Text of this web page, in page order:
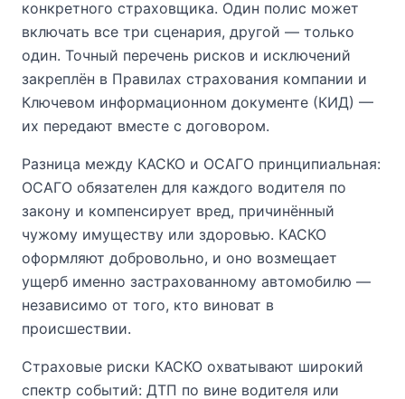
конкретного страховщика. Один полис может
включать все три сценария, другой — только
один. Точный перечень рисков и исключений
закреплён в Правилах страхования компании и
Ключевом информационном документе (КИД) —
их передают вместе с договором.
Разница между КАСКО и ОСАГО принципиальная:
ОСАГО обязателен для каждого водителя по
закону и компенсирует вред, причинённый
чужому имуществу или здоровью. КАСКО
оформляют добровольно, и оно возмещает
ущерб именно застрахованному автомобилю —
независимо от того, кто виноват в
происшествии.
Страховые риски КАСКО охватывают широкий
спектр событий: ДТП по вине водителя или